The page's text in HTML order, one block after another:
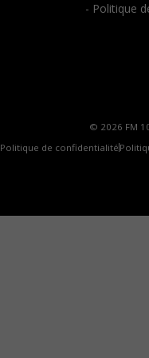
- Politique
© 2026 FM
Politique de confidentialité